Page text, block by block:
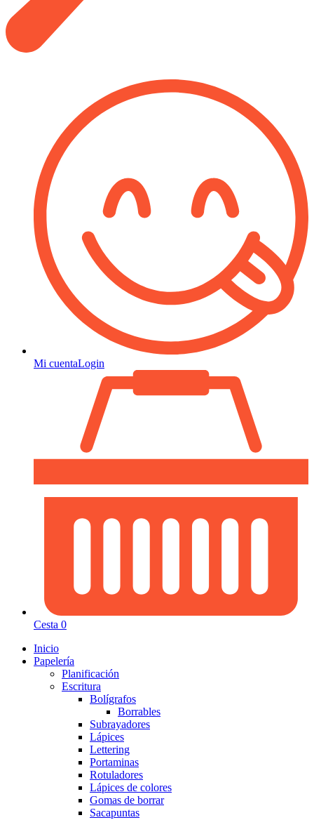
Mi cuentaLogin
Cesta 0
Inicio
Papelería
Planificación
Escritura
Bolígrafos
Borrables
Subrayadores
Lápices
Lettering
Portaminas
Rotuladores
Lápices de colores
Gomas de borrar
Sacapuntas